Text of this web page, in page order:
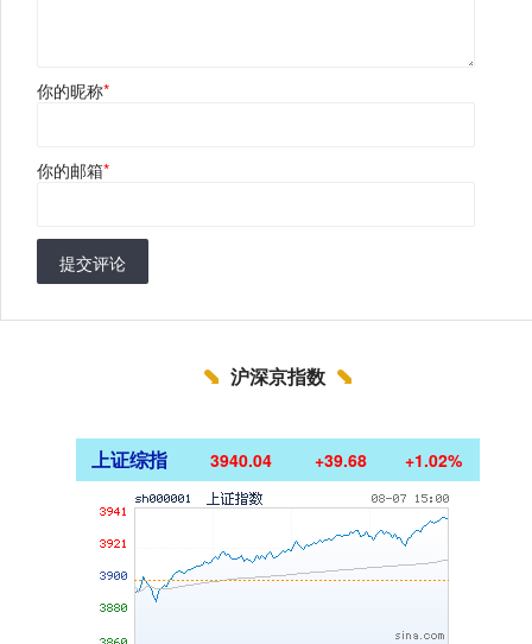
你的昵称*
你的邮箱*
提交评论
沪深京指数
上证综指 3940.04 +39.68 +1.02%